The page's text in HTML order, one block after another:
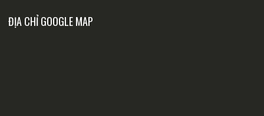
ĐỊA CHỈ GOOGLE MAP